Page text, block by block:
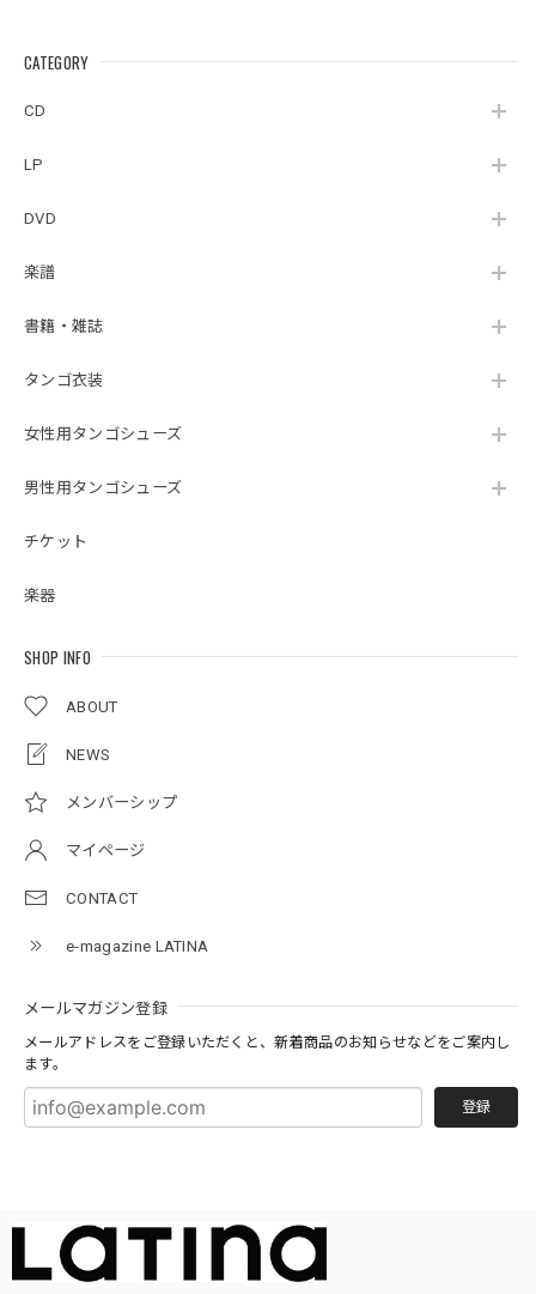
CATEGORY
CD
LP
DVD
楽譜
書籍・雑誌
タンゴ衣装
女性用タンゴシューズ
男性用タンゴシューズ
チケット
楽器
SHOP INFO
ABOUT
NEWS
メンバーシップ
マイページ
CONTACT
e-magazine LATINA
メールマガジン登録
メールアドレスをご登録いただくと、新着商品のお知らせなどをご案内し
ます。
登録